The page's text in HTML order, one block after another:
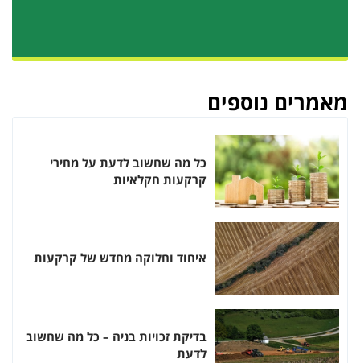
מאמרים נוספים
כל מה שחשוב לדעת על מחירי
קרקעות חקלאיות
איחוד וחלוקה מחדש של קרקעות
בדיקת זכויות בניה – כל מה שחשוב
לדעת